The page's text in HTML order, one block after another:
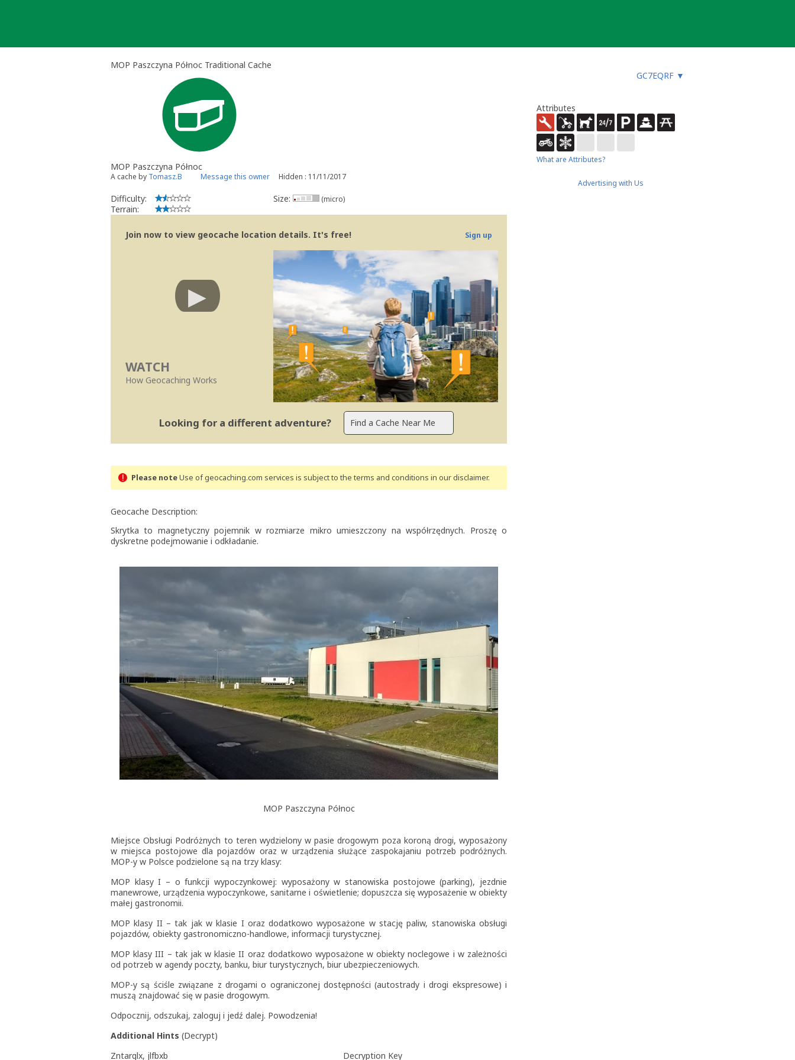
MOP Paszczyna Północ Traditional Cache
GC7EQRF ▼
MOP Paszczyna Północ
A cache by Tomasz.B Message this owner Hidden : 11/11/2017
Difficulty:
Terrain:
Size: (micro)
Join now to view geocache location details. It's free! Sign up
WATCH
How Geocaching Works
Looking for a different adventure?
Please noteUse of geocaching.com services is subject to the terms and conditions in our disclaimer.
Geocache Description:
Skrytka to magnetyczny pojemnik w rozmiarze mikro umieszczony na współrzędnych. Proszę o
dyskretne podejmowanie i odkładanie.
MOP Paszczyna Północ
Miejsce Obsługi Podróżnych to teren wydzielony w pasie drogowym poza koroną drogi, wyposażony
w miejsca postojowe dla pojazdów oraz w urządzenia służące zaspokajaniu potrzeb podróżnych.
MOP-y w Polsce podzielone są na trzy klasy:
MOP klasy I – o funkcji wypoczynkowej: wyposażony w stanowiska postojowe (parking), jezdnie
manewrowe, urządzenia wypoczynkowe, sanitarne i oświetlenie; dopuszcza się wyposażenie w obiekty
małej gastronomii.
MOP klasy II – tak jak w klasie I oraz dodatkowo wyposażone w stację paliw, stanowiska obsługi
pojazdów, obiekty gastronomiczno-handlowe, informacji turystycznej.
MOP klasy III – tak jak w klasie II oraz dodatkowo wyposażone w obiekty noclegowe i w zależności
od potrzeb w agendy poczty, banku, biur turystycznych, biur ubezpieczeniowych.
MOP-y są ściśle związane z drogami o ograniczonej dostępności (autostrady i drogi ekspresowe) i
muszą znajdować się w pasie drogowym.
Odpocznij, odszukaj, zaloguj i jedź dalej. Powodzenia!
Additional Hints (Decrypt)
Zntarglx, jlfbxb
Decryption Key
Attributes
What are Attributes?
Advertising with Us